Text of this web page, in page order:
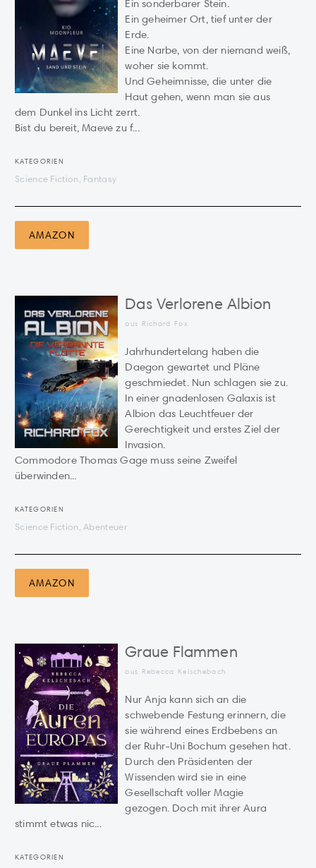
Ein sonderbarer Stein.
Ein geheimer Ort, tief unter der
Erde.
Eine Narbe, von der niemand weiß,
woher sie kommt.
Und Geheimnisse, die unter die
Haut gehen, wenn man sie aus
dem Dunkel ins Licht zerrt.
Bist du bereit, Maeve zu f...
KATEGORIEN
Science Fiction, Fantasy
AMAZON
Das Verlorene Albion
aus Richard Fox
Jahrhundertelang haben die
Daegon gewartet und Pläne
geschmiedet. Nun schlagen sie zu.
In einer gnadenlosen Galaxis ist
Albion das Leuchtfeuer der
Gerechtigkeit und erstes Ziel der
Invasion.
Commodore Thomas Gage muss seine Zweifel
überwinden...
KATEGORIEN
Science Fiction, Abenteuer
AMAZON
Graue Flammen
aus Rebecca Kelschebach
Nur Anja kann sich an die
schwebende Festung erinnern, die
sie während eines Erdbebens an
der Ruhr-Uni Bochum gesehen hat.
Durch den Präsidenten der
Wissenden wird sie in eine
Gesellschaft voller Magie
gezogen. Doch mit ihrer Aura
stimmt etwas nic...
KATEGORIEN